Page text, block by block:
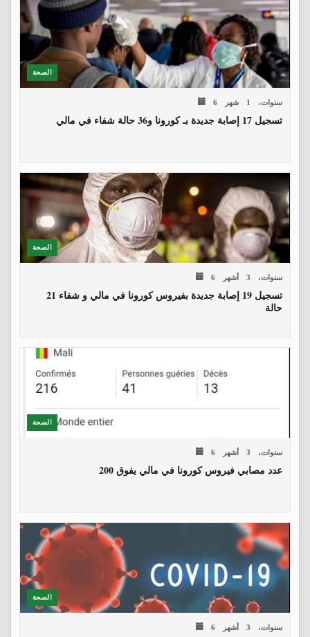
الصحة
6 سنوات، 1 شهر
تسجيل 17 إصابة جديدة بـ كورونا و36 حالة شفاء في مالي
الصحة
6 سنوات، 3 أشهر
تسجيل 19 إصابة جديدة بفيروس كورونا في مالي و شفاء 21
حالة
الصحة
6 سنوات، 3 أشهر
عدد مصابي فيروس كورونا في مالي يفوق 200
الصحة
6 سنوات، 3 أشهر